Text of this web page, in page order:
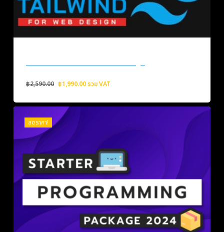
฿2,590.00 Original
was:
฿2,590.00.
฿1,990.00Current
is:
รวม VAT
ลดราคา!